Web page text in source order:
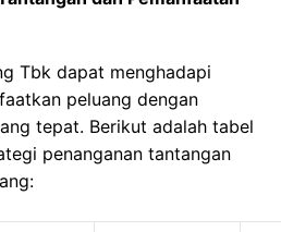
Tbk dapat menghadapi
peluang dengan
tepat. Berikut adalah tabel
penanganan tantangan